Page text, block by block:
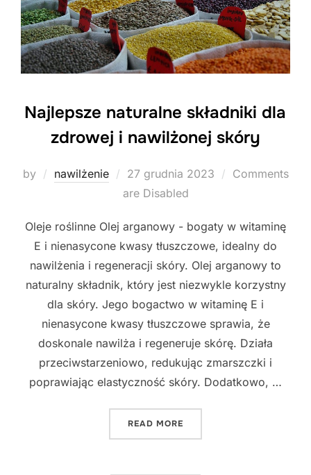
Najlepsze naturalne składniki dla
zdrowej i nawilżonej skóry
by nawilżenie
Posted
on
27 grudnia 2023
Comments
are Disabled
Oleje roślinne Olej arganowy - bogaty w witaminę
E i nienasycone kwasy tłuszczowe, idealny do
nawilżenia i regeneracji skóry. Olej arganowy to
naturalny składnik, który jest niezwykle korzystny
dla skóry. Jego bogactwo w witaminę E i
nienasycone kwasy tłuszczowe sprawia, że
doskonale nawilża i regeneruje skórę. Działa
przeciwstarzeniowo, redukując zmarszczki i
poprawiając elastyczność skóry. Dodatkowo, …
READ MORE